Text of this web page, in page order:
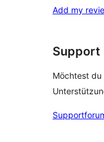
Rezension
Sterne-
Add my
Support
Möchtest du